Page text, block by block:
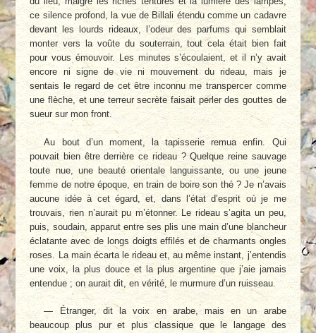
ce silence profond, la vue de Billali étendu comme un cadavre
devant les lourds rideaux, l’odeur des parfums qui semblait
monter vers la voûte du souterrain, tout cela était bien fait
pour vous émouvoir. Les minutes s’écoulaient, et il n’y avait
encore ni signe de vie ni mouvement du rideau, mais je
sentais le regard de cet être inconnu me transpercer comme
une flèche, et une terreur secrète faisait perler des gouttes de
sueur sur mon front.
Au bout d’un moment, la tapisserie remua enfin. Qui
pouvait bien être derrière ce rideau ? Quelque reine sauvage
toute nue, une beauté orientale languissante, ou une jeune
femme de notre époque, en train de boire son thé ? Je n’avais
aucune idée à cet égard, et, dans l’état d’esprit où je me
trouvais, rien n’aurait pu m’étonner. Le rideau s’agita un peu,
puis, soudain, apparut entre ses plis une main d’une blancheur
éclatante avec de longs doigts effilés et de charmants ongles
roses. La main écarta le rideau et, au même instant, j’entendis
une voix, la plus douce et la plus argentine que j’aie jamais
entendue ; on aurait dit, en vérité, le murmure d’un ruisseau.
— Étranger, dit la voix en arabe, mais en un arabe
beaucoup plus pur et plus classique que le langage des